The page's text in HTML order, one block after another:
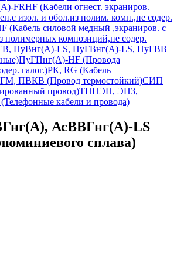
FRHF (Кабели огнест. экраниров.
изол. и обол.из полим. комп.,не содер.
силовой медный ,экраниров. с
полимерных композиций,не содер.
ПуВнг(А)-LS, ПуГВнг(А)-LS, ПуГВВ
ПуГПнг(A)-HF (Провода
галог.)РК, RG (Кабель
ПВКВ (Провод термостойкий)СИП
провод)ТППЭП, ЭПЗ,
кабели и провода)
АсВВГнг(А)-LS
сплава)